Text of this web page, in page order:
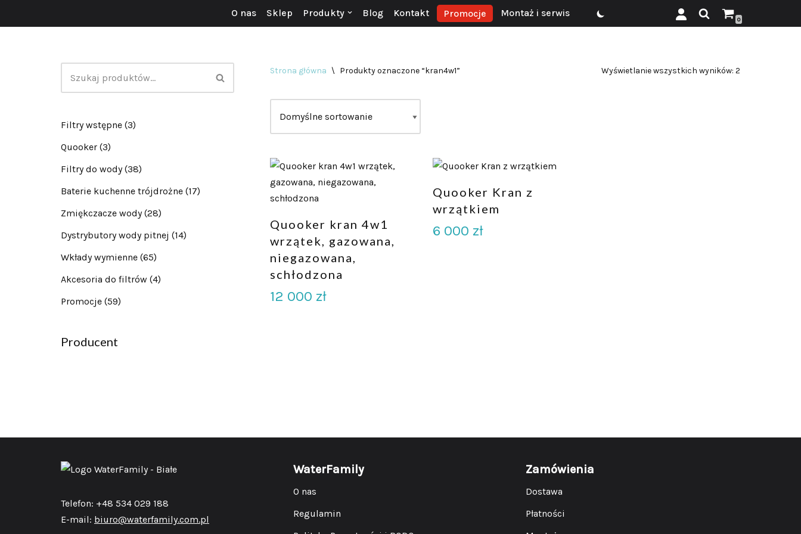
O nas Sklep Produkty Blog Kontakt Promocje Montaż i serwis
0
Filtry wstępne (3)
Quooker (3)
Filtry do wody (38)
Baterie kuchenne trójdrożne (17)
Zmiękczacze wody (28)
Dystrybutory wody pitnej (14)
Wkłady wymienne (65)
Akcesoria do filtrów (4)
Promocje (59)
Producent
Strona główna \ Produkty oznaczone “kran4w1” Wyświetlanie wszystkich wyników: 2
Quooker kran 4w1
wrzątek, gazowana,
niegazowana,
schłodzona
12 000 zł
Quooker Kran z
wrzątkiem
6 000 zł
Telefon: +48 534 029 188
E-mail: biuro@waterfamily.com.pl
WaterFamily
O nas
Regulamin
Zamówienia
Dostawa
Płatności